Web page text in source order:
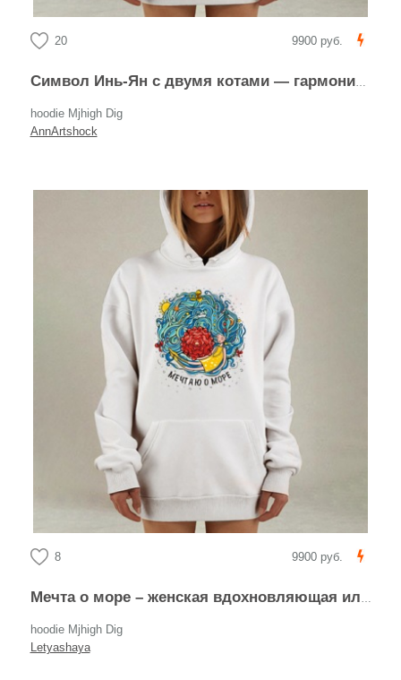
20 9900 руб.
Символ Инь-Ян с двумя котами — гармония и баланс
hoodie Mjhigh Dig
AnnArtshock
8 9900 руб.
Мечта о море – женская вдохновляющая иллюстрация
hoodie Mjhigh Dig
Letyashaya